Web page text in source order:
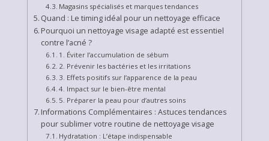
Magasins spécialisés et marques tendances
Quand : Le timing idéal pour un nettoyage efficace
Pourquoi un nettoyage visage adapté est essentiel
contre l’acné ?
1. Éviter l’accumulation de sébum
2. Prévenir les bactéries et les irritations
3. Effets positifs sur l’apparence de la peau
4. Impact sur le bien-être mental
5. Préparer la peau pour d’autres soins
Informations Complémentaires : Astuces tendances
pour sublimer votre routine de nettoyage visage
Hydratation : L’étape indispensable